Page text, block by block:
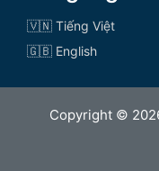
🇻🇳 Tiếng Việt
🇬🇧 English
Copyright ©